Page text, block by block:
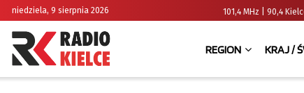
niedziela, 9 sierpnia 2026 101,4 MHz | 90,4
REGION KRAJ /